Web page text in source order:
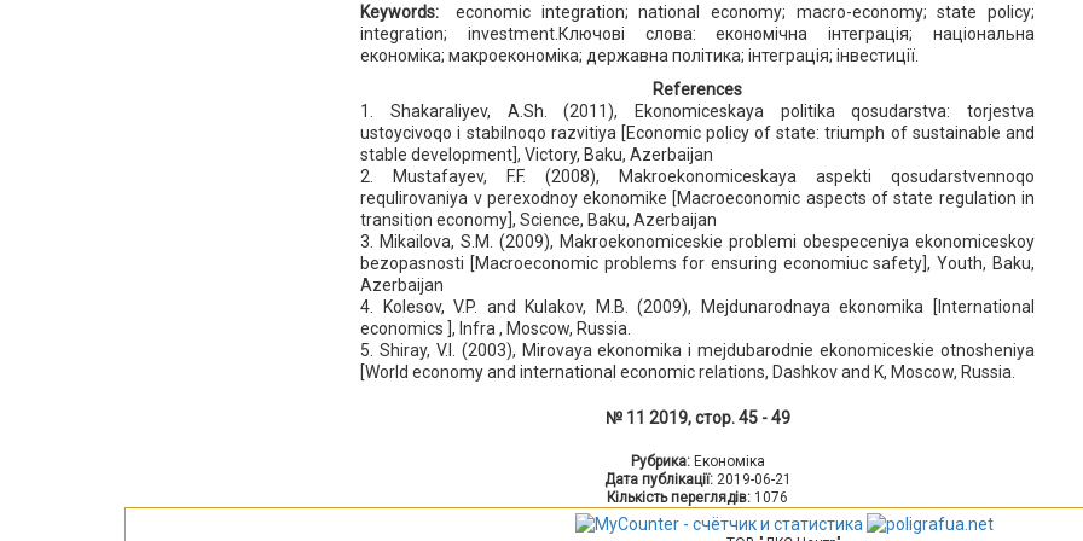
Keywords:
economic integration; national economy; macro-economy; state policy;
integration; investment.Ключові слова: економічна інтеграція; національна
економіка; макроекономіка; державна політика; інтеграція; інвестиції.
References
1. Shakaraliyev, A.Sh. (2011), Ekonomiceskaya politika qosudarstva: torjestva
ustoycivoqo i stabilnoqo razvitiya [Economic policy of state: triumph of sustainable and
stable development], Victory, Baku, Azerbaijan
2. Мustafayev, F.F. (2008), Makroekonomiceskaya aspekti qosudarstvennoqo
requlirovaniya v perexodnoy ekonomike [Macroeconomic aspects of state regulation in
transition economy], Science, Baku, Azerbaijan
3. Mikailova, S.M. (2009), Makroekonomiceskie problemi obespeceniya ekonomiceskoy
bezopasnosti [Macroeconomic problems for ensuring economiuc safety], Youth, Baku,
Azerbaijan
4. Kolesov, V.P. and Kulakov, M.B. (2009), Mejdunarodnaya ekonomika [International
economics ], Infra , Moscow, Russia.
5. Shiray, V.I. (2003), Mirovaya ekonomika i mejdubarodnie ekonomiceskie otnosheniya
[World economy and international economic relations, Dashkov and K, Moscow, Russia.
№ 11 2019, стор. 45 - 49
Рубрика: Економіка
Дата публікації: 2019-06-21
Кількість переглядів: 1076